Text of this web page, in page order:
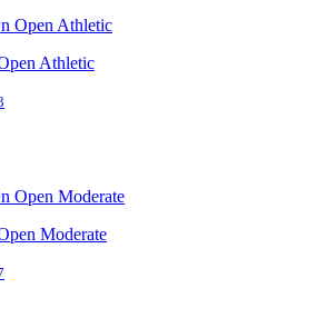
Athletic
Moderate